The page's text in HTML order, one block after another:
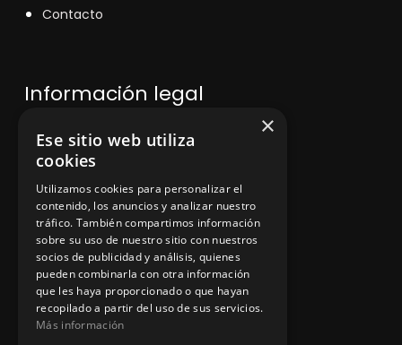
Contacto
Información legal
Política de privacidad
Aviso legal
App Zine Hostelería
×
Ese sitio web utiliza
cookies
Utilizamos cookies para personalizar el
contenido, los anuncios y analizar nuestro
tráfico. También compartimos información
sobre su uso de nuestro sitio con nuestros
socios de publicidad y análisis, quienes
pueden combinarla con otra información
que les haya proporcionado o que hayan
recopilado a partir del uso de sus servicios.
Más información